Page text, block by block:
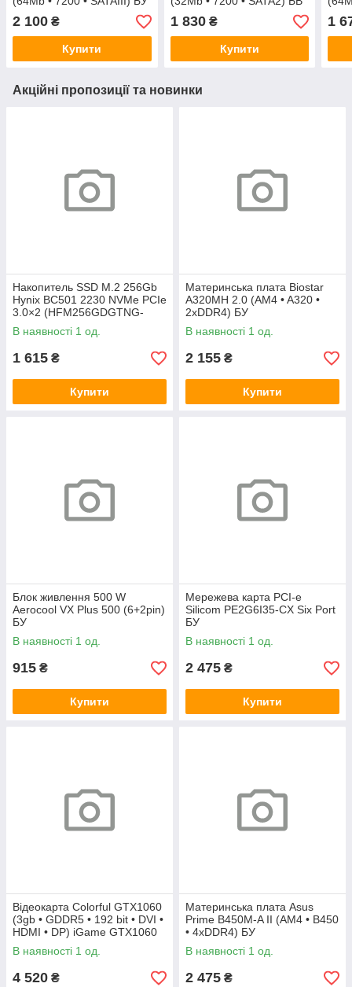
2 100 ₴
Купити
1 830₴
Купити
1
Акційні пропозиції та новинки
Накопитель SSD M.2 256Gb
Hynix BC501 2230 NVMe PCIe
3.0×2 (HFM256GDGTNG-
83A0A) 800/1600 БУ
В наявності 1 од.
1 615 ₴
Купити
Материнська плата Biostar
A320MH 2.0 (AM4 • A320 •
2xDDR4) БУ
В наявності 1 од.
2 155 ₴
Купити
Блок живлення 500 W
Aerocool VX Plus 500 (6+2pin)
БУ
В наявності 1 од.
915 ₴
Купити
Мережева карта PCI-e
Silicom PE2G6I35-CX Six Port
БУ
В наявності 1 од.
2 475 ₴
Купити
Відеокарта Colorful GTX1060
(3gb • GDDR5 • 192 bit • DVI •
HDMI • DP) iGame GTX1060
Vulcan U 3G БУ
В наявності 1 од.
4 520 ₴
Материнська плата Asus
Prime B450M-A II (AM4 • B450
• 4xDDR4) БУ
В наявності 1 од.
2 475 ₴